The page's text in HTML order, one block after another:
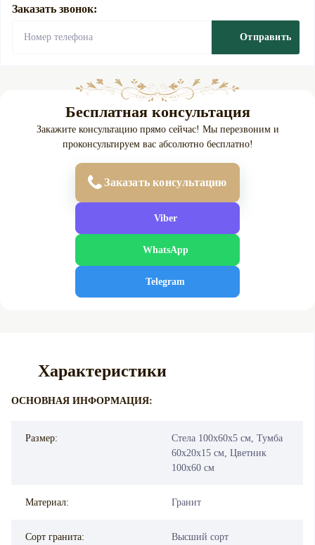
Заказать звонок:
Отправить
Бесплатная консультация
Закажите консультацию прямо сейчас! Мы перезвоним и
проконсультируем вас абсолютно бесплатно!
Заказать консультацию
Viber
WhatsApp
Telegram
Характеристики
ОСНОВНАЯ ИНФОРМАЦИЯ:
Размер:
Стела 100х60х5 см, Тумба
60х20х15 см, Цветник
100х60 см
Материал: Гранит
Сорт гранита: Высший сорт